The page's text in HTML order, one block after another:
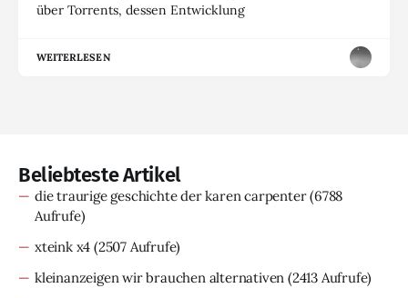
über Torrents, dessen Entwicklung
WEITERLESEN
Beliebteste Artikel
die traurige geschichte der karen carpenter(6788
Aufrufe)
xteink x4 (2507 Aufrufe)
kleinanzeigen wir brauchen alternativen (2413 Aufrufe)